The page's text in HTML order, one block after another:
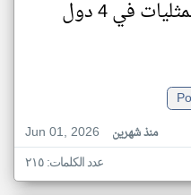
إفريقيا بافتتاح ممثليات في 4 دول
Jun 01, 2026
منذ شهرين
عدد الكلمات: ٢١٥